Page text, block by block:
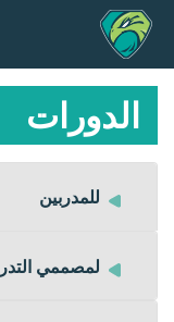
الدورات